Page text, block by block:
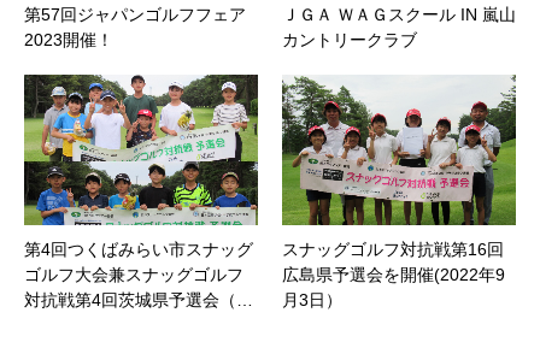
第57回ジャパンゴルフフェア
2023開催！
ＪＧＡ ＷＡＧスクール IN 嵐山
カントリークラブ
第4回つくばみらい市スナッグ
ゴルフ大会兼スナッグゴルフ
対抗戦第4回茨城県予選会（…
スナッグゴルフ対抗戦第16回
広島県予選会を開催(2022年9
月3日）